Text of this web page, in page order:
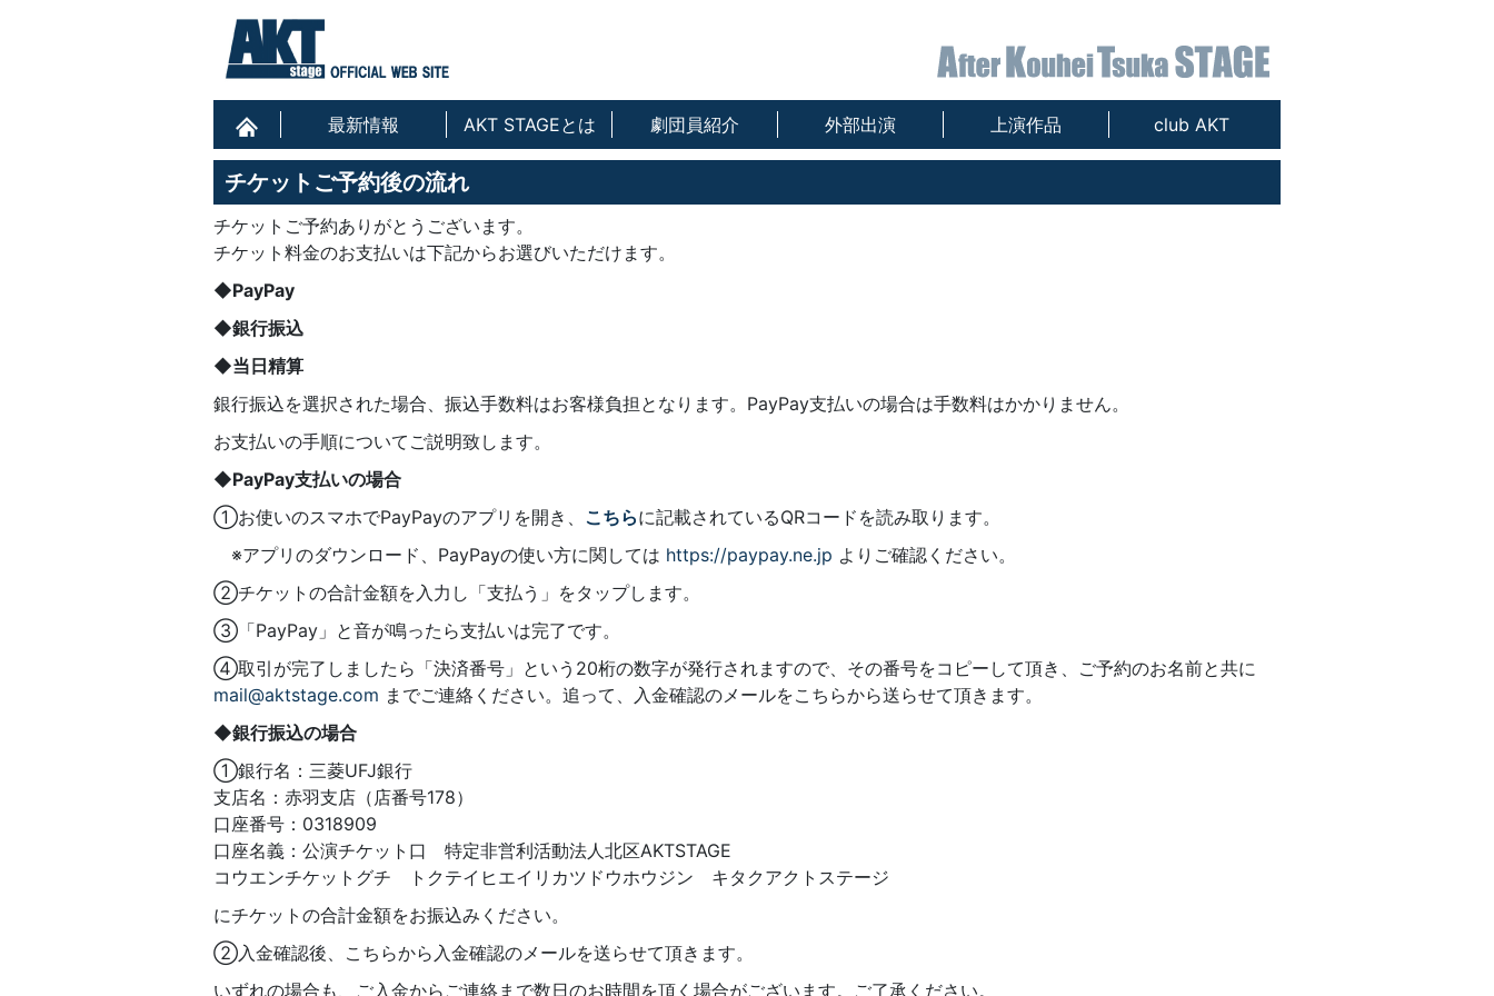
最新情報 AKT STAGEとは 劇団員紹介 外部出演 上演作品 club AKT
チケットご予約後の流れ
チケットご予約ありがとうございます。
チケット料金のお支払いは下記からお選びいただけます。
◆PayPay
◆銀行振込
◆当日精算
銀行振込を選択された場合、振込手数料はお客様負担となります。PayPay支払いの場合は手数料はかかりません。
お支払いの手順についてご説明致します。
◆PayPay支払いの場合
①お使いのスマホでPayPayのアプリを開き、 こちらに記載されているQRコードを読み取ります。
※アプリのダウンロード、PayPayの使い方に関しては https://paypay.ne.jp よりご確認ください。
②チケットの合計金額を入力し「支払う」をタップします。
③「PayPay」と音が鳴ったら支払いは完了です。
④取引が完了しましたら「決済番号」という20桁の数字が発行されますので、その番号をコピーして頂き、ご予約のお名前と共に
mail@aktstage.com までご連絡ください。追って、入金確認のメールをこちらから送らせて頂きます。
◆銀行振込の場合
①銀行名：三菱UFJ銀行
支店名：赤羽支店（店番号178）
口座番号：0318909
口座名義：公演チケット口 特定非営利活動法人北区AKTSTAGE
コウエンチケットグチ トクテイヒエイリカツドウホウジン キタクアクトステージ
にチケットの合計金額をお振込みください。
②入金確認後、こちらから入金確認のメールを送らせて頂きます。
いずれの場合も、ご入金からご連絡まで数日のお時間を頂く場合がございます。ご了承ください。